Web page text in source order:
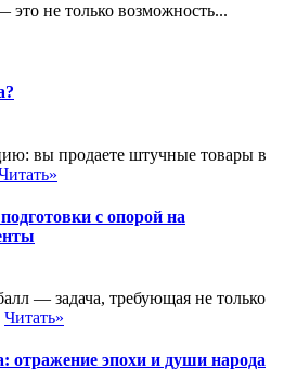
не только возможность...
вы продаете штучные товары в
с опорой на
— задача, требующая не только
Читать»
отражение эпохи и души народа